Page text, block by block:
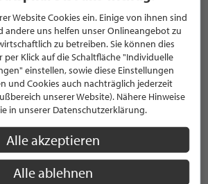
KATEGORIEN ANZEIGEN
MARKEN
Website Cookies ein. Einige von ihnen sind
andere uns helfen unser Onlineangebot zu
zu betreiben. Sie können dies
per Klick auf die Schaltfläche "Individuelle
einstellen, sowie diese Einstellungen
und Cookies auch nachträglich jederzeit
unserer Website). Nähere Hinweise
in unserer Datenschutzerklärung.
Alle akzeptieren
Alle ablehnen